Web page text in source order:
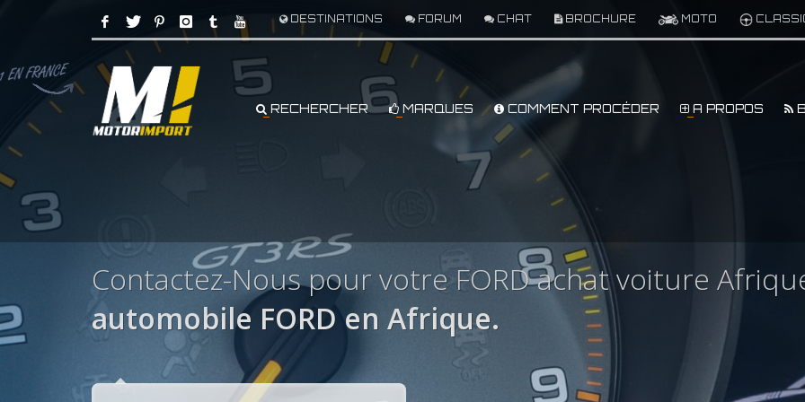
DESTINATIONS FORUM CHAT BROCHURE MOTO
RECHERCHER MARQUES COMMENT PROCÉDER A PROPOS
Contactez-Nous pour votre FORD achat voiture
automobile FORD en Afrique.